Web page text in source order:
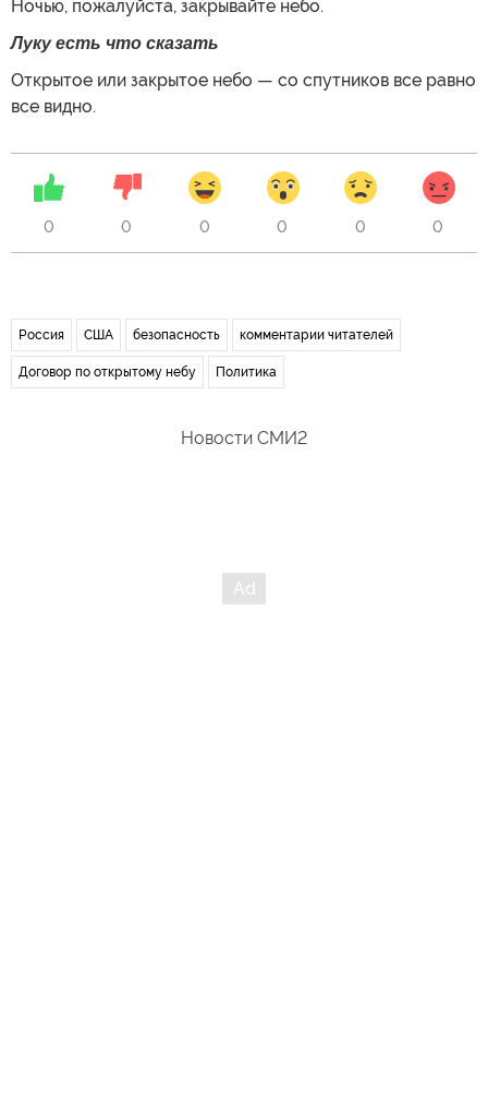
Ночью, пожалуйста, закрывайте небо.
Луку есть что сказать
Открытое или закрытое небо — со спутников все равно
все видно.
0 0 0 0 0 0
Россия США безопасность комментарии читателей
Договор по открытому небу Политика
Новости СМИ2